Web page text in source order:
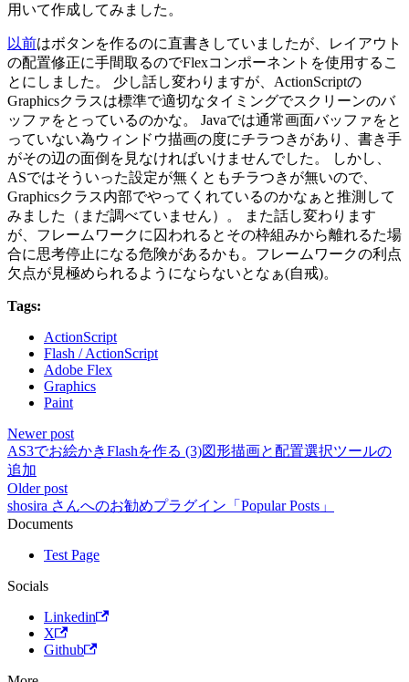
用いて作成してみました。
以前はボタンを作るのに直書きしていましたが、レイアウト
の配置修正に手間取るのでFlexコンポーネントを使用するこ
とにしました。 少し話し変わりますが、ActionScriptの
Graphicsクラスは標準で適切なタイミングでスクリーンのバ
ッファをとっているのかな。 Javaでは通常画面バッファをと
っていない為ウィンドウ描画の度にチラつきがあり、書き手
がその辺の面倒を見なければいけませんでした。 しかし、
ASではそういった設定が無くともチラつきが無いので、
Graphicsクラス内部でやってくれているのかなぁと推測して
みました（まだ調べていません）。 また話し変わります
が、フレームワークに囚われるとその枠組みから離れるた場
合に思考停止になる危険があるかも。フレームワークの利点
欠点が見極められるようにならないとなぁ(自戒)。
Tags:
ActionScript
Flash / ActionScript
Adobe Flex
Graphics
Paint
Newer post
AS3でお絵かきFlashを作る (3)図形描画と配置選択ツールの
追加
Older post
shosira さんへのお勧めプラグイン「Popular Posts」
Documents
Test Page
Socials
Linkedin
X
Github